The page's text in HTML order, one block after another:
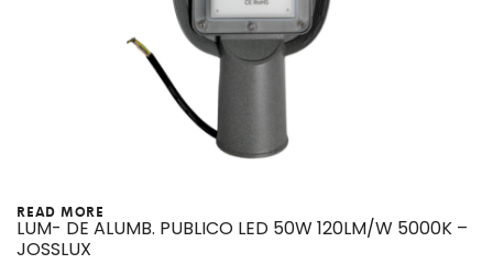
READ MORE
LUM- DE ALUMB. PUBLICO LED 50W 120LM/W 5000K –
JOSSLUX